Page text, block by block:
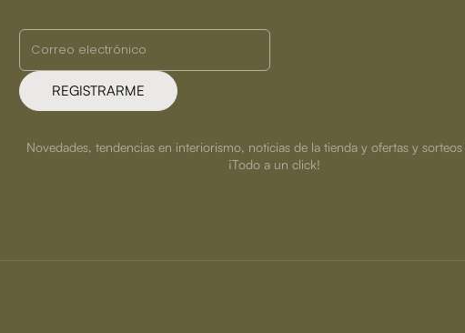
REGISTRARME
Novedades, tendencias en interiorismo, noticias de la tienda y ofertas y sorteos
¡Todo a un click!